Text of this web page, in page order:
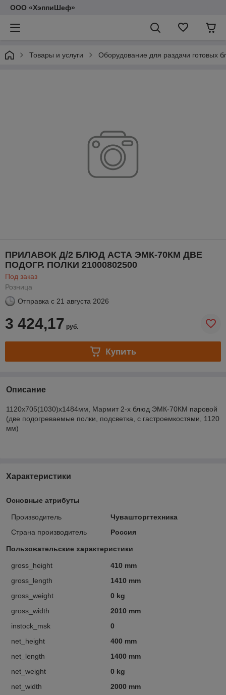
ООО «ХэппиШеф»
Товары и услуги Оборудование для раздачи готовых
ПРИЛАВОК Д/2 БЛЮД АСТА ЭМК-70КМ ДВЕ
ПОДОГР. ПОЛКИ 21000802500
Под заказ
Розница
Отправка с 21 августа 2026
3 424,17 руб.
Купить
Описание
1120x705(1030)x1484мм, Мармит 2-х блюд ЭМК-70КМ паровой
(две подогреваемые полки, подсветка, с гастроемкостями, 1120
мм)
Характеристики
Основные атрибуты
Производитель
Чувашторгтехника
Страна производитель
Россия
Пользовательские характеристики
gross_height
410 mm
gross_length
1410 mm
gross_weight
0 kg
gross_width
2010 mm
instock_msk
0
net_height
400 mm
net_length
1400 mm
net_weight
0 kg
net_width
2000 mm